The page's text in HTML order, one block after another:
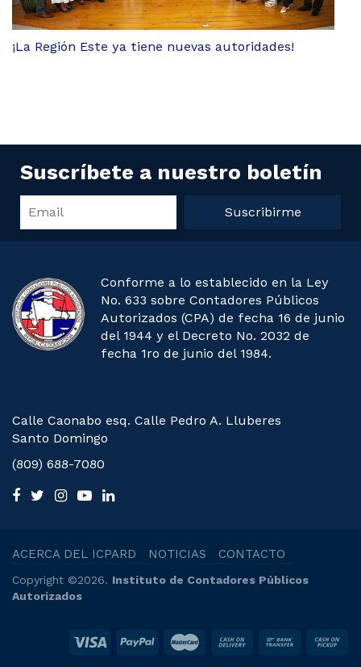
¡La Región Este ya tiene nuevas autoridades!
Suscríbete a nuestro boletín
Suscribirme
Conforme a lo establecido en la Ley
No. 633 sobre Contadores Públicos
Autorizados (CPA) de fecha 16 de junio
del 1944 y el Decreto No. 2032 de
fecha 1ro de junio del 1984.
Calle Caonabo esq. Calle Pedro A. Lluberes
Santo Domingo
(809) 688-7080
ACERCA DEL ICPARD NOTICIAS CONTACTO
Copyright ©2026. Instituto de Contadores Públicos
Autorizados